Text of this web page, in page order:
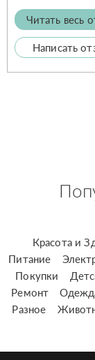
Читать весь
Написать
Красота и
Питание
Покупки
Ремонт
Разное